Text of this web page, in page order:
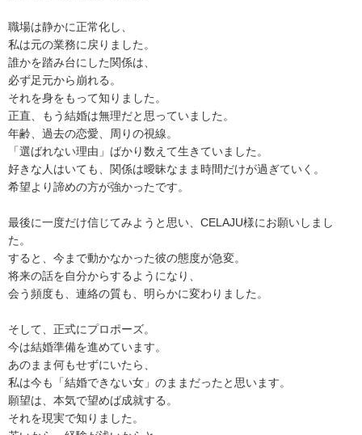
職場は静かに正常化し、
私は元の業務に戻りました。
誰かを踏み台にした関係は、
必ず足元から崩れる。
それを身をもって知りました。
正直、もう結婚は無理だと思っていました。
年齢、過去の恋愛、周りの視線。
「選ばれない理由」ばかり数えて生きていました。
好きな人はいても、関係は曖昧なまま時間だけが過ぎていく。
希望より諦めの方が強かったです。
最後に一度だけ信じてみようと思い、CELAJU様にお願いしまし
た。
すると、今まで動かなかった彼の態度が急変。
将来の話を自分からするようになり、
会う頻度も、連絡の質も、明らかに変わりました。
そして、正式にプロポーズ。
今は結婚準備を進めています。
あのまま何もせずにいたら、
私は今も「結婚できない女」のままだったと思います。
願望は、本気で望めば成就する。
それを現実で知りました。